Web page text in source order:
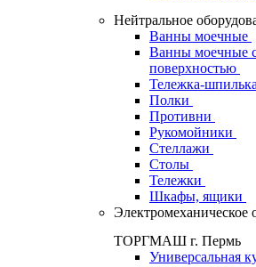
Нейтральное
Ванны моечные
Ванны моечные
поверхностью
Тележка-шпилька
Полки
Противни
Рукомойники
Стеллажи
Столы
Тележки
Шкафы, ящики
Электромеханическое
ТОРГМАШ г. Пермь
Универсальная